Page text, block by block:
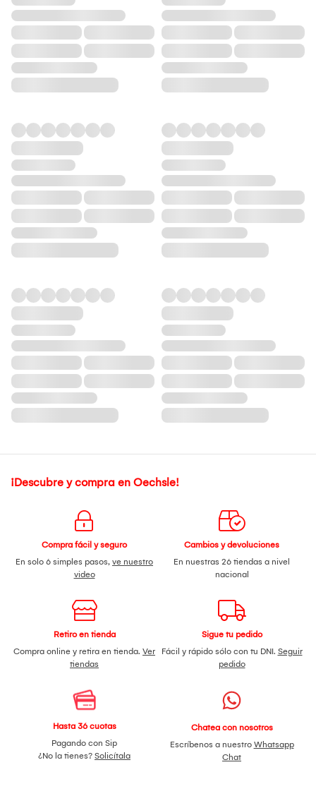
¡Descubre y compra en Oechsle!
Compra fácil y seguro
En solo 6 simples pasos, ve nuestro
video
Cambios y devoluciones
En nuestras 26 tiendas a nivel
nacional
Retiro en tienda
Compra online y retira en tienda. Ver
tiendas
Sigue tu pedido
Fácil y rápido sólo con tu DNI. Seguir
pedido
Hasta 36 cuotas
Pagando con Sip
¿No la tienes? Solicítala
Chatea con nosotros
Escríbenos a nuestro Whatsapp
Chat